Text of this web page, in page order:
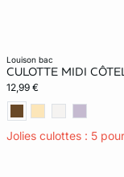
louison bac
CULOTTE MIDI
12,99 €
Jolies culottes : 5